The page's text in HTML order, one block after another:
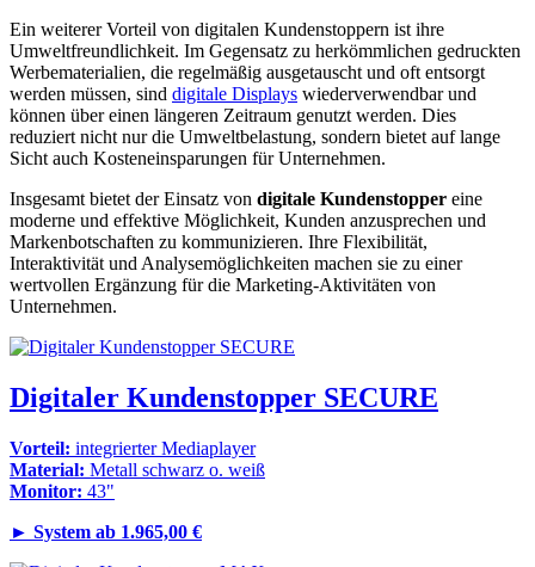
Ein weiterer Vorteil von digitalen Kundenstoppern ist ihre
Umweltfreundlichkeit. Im Gegensatz zu herkömmlichen gedruckten
Werbematerialien, die regelmäßig ausgetauscht und oft entsorgt
werden müssen, sind digitale Displays wiederverwendbar und
können über einen längeren Zeitraum genutzt werden. Dies
reduziert nicht nur die Umweltbelastung, sondern bietet auf lange
Sicht auch Kosteneinsparungen für Unternehmen.
Insgesamt bietet der Einsatz von digitale Kundenstopper eine
moderne und effektive Möglichkeit, Kunden anzusprechen und
Markenbotschaften zu kommunizieren. Ihre Flexibilität,
Interaktivität und Analysemöglichkeiten machen sie zu einer
wertvollen Ergänzung für die Marketing-Aktivitäten von
Unternehmen.
Digitaler Kundenstopper SECURE
Vorteil: integrierter Mediaplayer
Material: Metall schwarz o. weiß
Monitor: 43"
► System ab 1.965,00 €